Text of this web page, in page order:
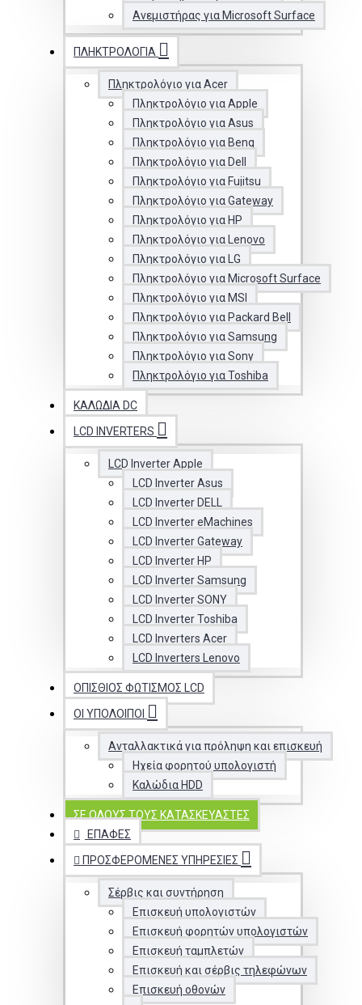
Ανεμιστήρας για Microsoft Surface
ΠΛΗΚΤΡΟΛΌΓΙΑ
Πληκτρολόγιο για Acer
Πληκτρολόγιο για Apple
Πληκτρολόγιο για Asus
Πληκτρολόγιο για Benq
Πληκτρολόγιο για Dell
Πληκτρολόγιο για Fujitsu
Πληκτρολόγιο για Gateway
Πληκτρολόγιο για HP
Πληκτρολόγιο για Lenovo
Πληκτρολόγιο για LG
Πληκτρολόγιο για Microsoft Surface
Πληκτρολόγιο για MSI
Πληκτρολόγιο για Packard Bell
Πληκτρολόγιο για Samsung
Πληκτρολόγιο για Sony
Πληκτρολόγιο για Toshiba
ΚΑΛΏΔΙΑ DC
LCD INVERTERS
LCD Inverter Apple
LCD Inverter Asus
LCD Inverter DELL
LCD Inverter eMachines
LCD Inverter Gateway
LCD Inverter HP
LCD Inverter Samsung
LCD Inverter SONY
LCD Inverter Toshiba
LCD Inverters Acer
LCD Inverters Lenovo
ΟΠΊΣΘΙΟΣ ΦΩΤΙΣΜΌΣ LCD
ΟΙ ΥΠΟΛΟΙΠΟΙ
Ανταλλακτικά για πρόληψη και επισκευή
Ηχεία φορητού υπολογιστή
Καλώδια HDD
ΣΕ ΌΛΟΥΣ ΤΟΥΣ ΚΑΤΑΣΚΕΥΑΣΤΈΣ
ΕΠΑΦΈΣ
ΠΡΟΣΦΕΡΌΜΕΝΕΣ ΥΠΗΡΕΣΊΕΣ
Σέρβις και συντήρηση
Επισκευή υπολογιστών
Επισκευή φορητών υπολογιστών
Επισκευή ταμπλετών
Επισκευή και σέρβις τηλεφώνων
Επισκευή οθονών